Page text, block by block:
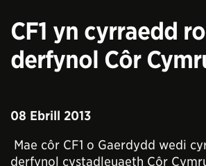
CF1 yn cyrraedd
derfynol Côr
08 Ebrill 2013
Mae côr CF1 o Gaerdydd wedi
derfynol cystadleuaeth Côr